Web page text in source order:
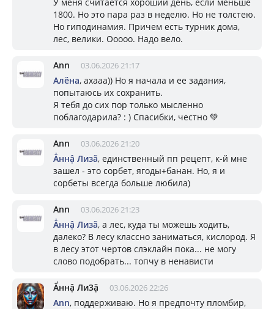
1800. Но это пара раз в неделю. Но не толстею.
Но гиподинамия. Причем есть турник дома,
лес, велики. Ооооо. Надо вело.
Ann 03.06.2026 21:17
Алёна, ахааа)) Но я начала и ее задания,
попытаюсь их сохранить.
Я тебя до сих пор только мысленно
поблагодарила? : ) Спасибки, честно 💚
Ann 03.06.2026 21:20
Ẳннậ Лизã, единственный пп рецепт, к-й мне
зашел - это сорбет, ягоды+банан. Но, я и
сорбеты всегда больше любила)
Ann 03.06.2026 21:23
Ẳннậ Лизã, а лес, куда ты можешь ходить,
далеко? В лесу классно заниматься, кислород. Я
в лесу этот чертов слэклайн пока... не могу
слово подобрать... топчу в ненависти
Ẩннậ Ли3ặ 03.06.2026 22:26
Ann, поддерживаю. Но я предпочту пломбир,